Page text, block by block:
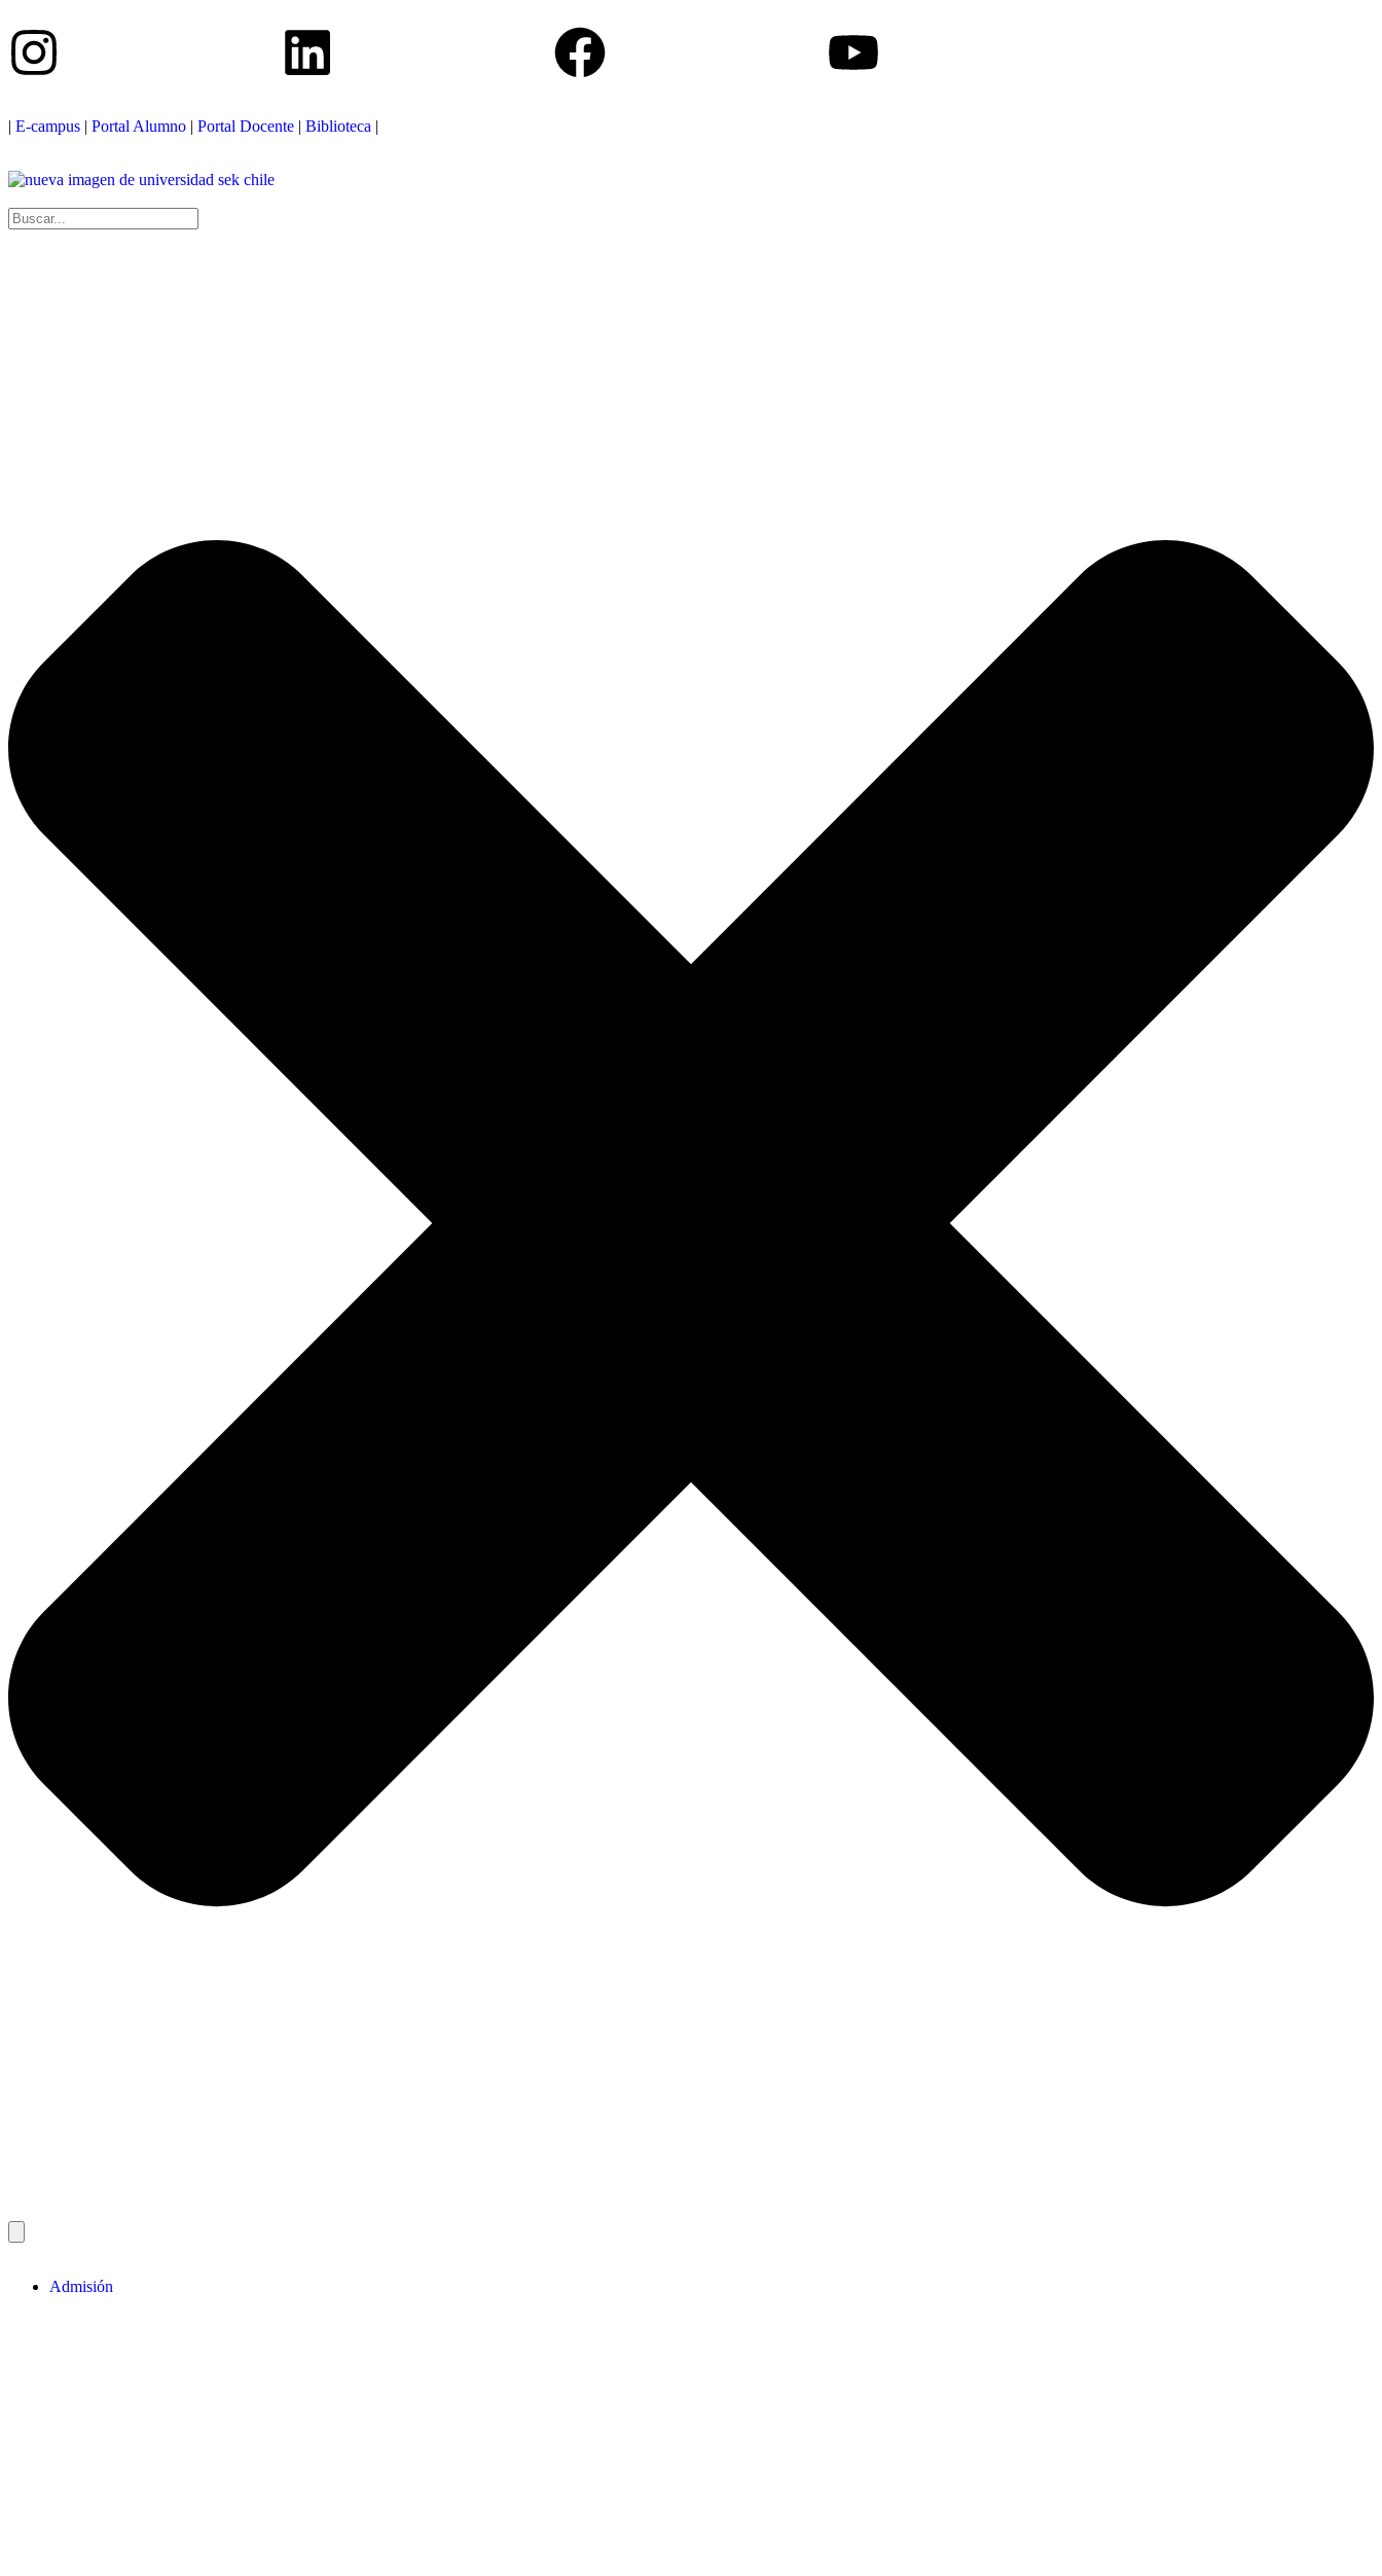
| E-campus | Portal Alumno | Portal Docente | Biblioteca |
Admisión